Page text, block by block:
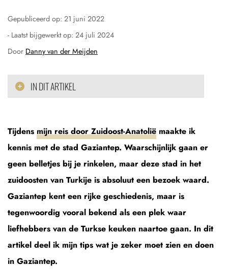
Gepubliceerd op: 21 juni 2022
- Laatst bijgewerkt op: 24 juli 2024
Door Danny van der Meijden
IN DIT ARTIKEL
Tijdens mijn reis door Zuidoost-Anatolië maakte ik
kennis met de stad Gaziantep. Waarschijnlijk gaan er
geen belletjes bij je rinkelen, maar deze stad in het
zuidoosten van Turkije is absoluut een bezoek waard.
Gaziantep kent een rijke geschiedenis, maar is
tegenwoordig vooral bekend als een plek waar
liefhebbers van de Turkse keuken naartoe gaan. In dit
artikel deel ik mijn tips wat je zeker moet zien en doen
in Gaziantep.